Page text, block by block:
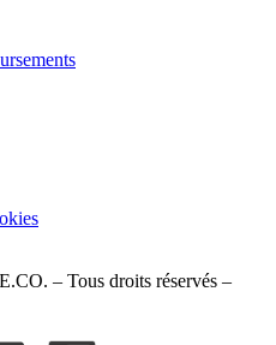
. – Tous droits réservés –